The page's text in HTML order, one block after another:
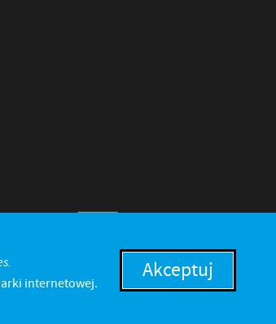
internetowej.
Akceptuj